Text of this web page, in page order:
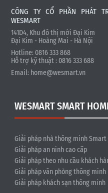
CÔNG TY CỔ PHẦN PHÁT
WESMART
141D4, Khu đô thị mới Đại Kim
Đại Kim - Hoàng Mai - Hà Nội
Hotline: 0816 333 868
Hỗ trợ kỹ thuật : 0816 333 688
Email: home@wesmart.vn
WESMART SMART
Giải pháp nhà thông minh Smart
Giải pháp an ninh cao cấp
Giải pháp theo nhu cầu khách
Giải pháp văn phòng thông minh
Giải pháp khách sạn thông minh